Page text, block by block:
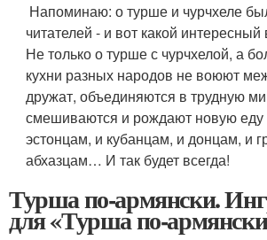
Напоминаю: о турше и чурчхеле
читателей - и вот какой
Не только о турше с чурчхелой, а
кухни разных народов не воюют
дружат, объединяются в трудную
смешиваются и рождают новую еду
эстонцам, и кубанцам, и донцам, и
абхазцам… И так будет всегда!
Турша по-армянски.
для «Турша по-